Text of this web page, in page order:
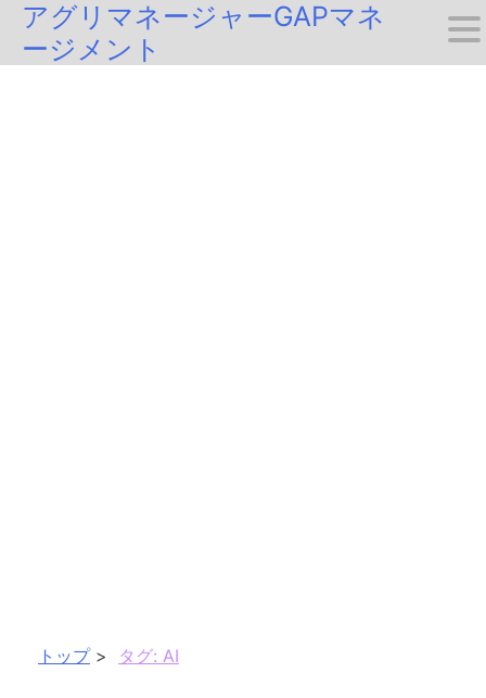
SkipアグリマネージャーGAPマネ
ージメント
トップ タグ: AI